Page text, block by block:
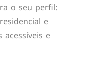
o seu perfil:
e
acessíveis e